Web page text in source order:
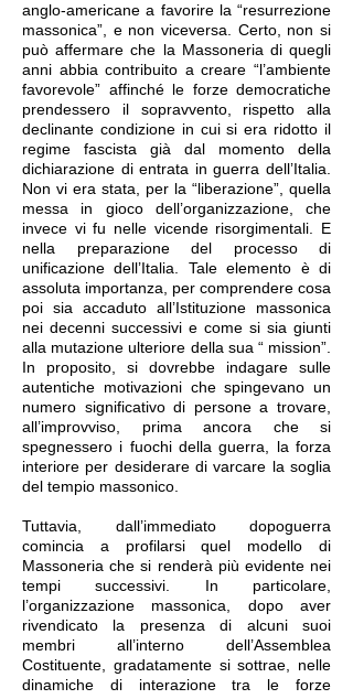
anglo-americane a favorire la “resurrezione
massonica”, e non viceversa. Certo, non si
può affermare che la Massoneria di quegli
anni abbia contribuito a creare “l’ambiente
favorevole” affinché le forze democratiche
prendessero il sopravvento, rispetto alla
declinante condizione in cui si era ridotto il
regime fascista già dal momento della
dichiarazione di entrata in guerra dell’Italia.
Non vi era stata, per la “liberazione”, quella
messa in gioco dell’organizzazione, che
invece vi fu nelle vicende risorgimentali. E
nella preparazione del processo di
unificazione dell’Italia. Tale elemento è di
assoluta importanza, per comprendere cosa
poi sia accaduto all’Istituzione massonica
nei decenni successivi e come si sia giunti
alla mutazione ulteriore della sua “ mission”.
In proposito, si dovrebbe indagare sulle
autentiche motivazioni che spingevano un
numero significativo di persone a trovare,
all’improvviso, prima ancora che si
spegnessero i fuochi della guerra, la forza
interiore per desiderare di varcare la soglia
del tempio massonico.
Tuttavia, dall’immediato dopoguerra
comincia a profilarsi quel modello di
Massoneria che si renderà più evidente nei
tempi successivi. In particolare,
l’organizzazione massonica, dopo aver
rivendicato la presenza di alcuni suoi
membri all’interno dell’Assemblea
Costituente, gradatamente si sottrae, nelle
dinamiche di interazione tra le forze